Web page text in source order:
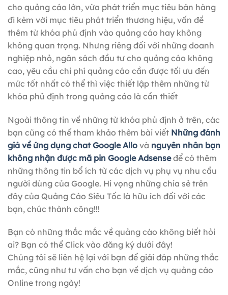
cho quảng cáo lớn, vừa phát triển mục tiêu bán hàng
đi kèm với mục tiêu phát triển thương hiệu, vấn đề
thêm từ khóa phủ định vào quảng cáo hay không
không quan trọng. Nhưng riêng đối với những doanh
nghiệp nhỏ, ngân sách đầu tư cho quảng cáo không
cao, yêu cầu chi phí quảng cáo cần được tối ưu đến
mức tốt nhất có thể thì việc thiết lập thêm những từ
khóa phủ định trong quảng cáo là cần thiết
Ngoài thông tin về những từ khóa phủ định ở trên, các
bạn cũng có thể tham khảo thêm bài viết Những đánh
giá về ứng dụng chat Google Allo và nguyên nhân bạn
không nhận được mã pin Google Adsenseđể có thêm
những thông tin bổ ích từ các dịch vụ phụ vụ nhu cầu
người dùng của Google. Hi vọng những chia sẻ trên
đây của Quảng Cáo Siêu Tốc là hữu ích đối với các
bạn, chúc thành công!!!
Bạn có những thắc mắc về quảng cáo không biết hỏi
ai? Bạn có thể Click vào đăng ký dưới đây!
Chúng tôi sẽ liên hệ lại với bạn để giải đáp những thắc
mắc, cũng như tư vấn cho bạn về dịch vụ quảng cáo
Online trong ngày!